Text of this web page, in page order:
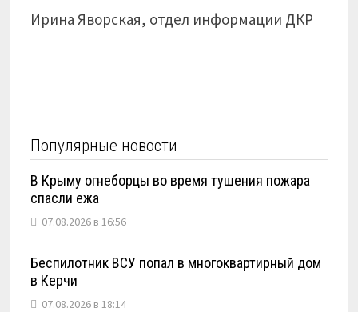
Ирина Яворская, отдел информации ДКР
Популярные новости
В Крыму огнеборцы во время тушения пожара
спасли ежа
07.08.2026 в 16:56
Беспилотник ВСУ попал в многоквартирный дом
в Керчи
07.08.2026 в 18:14